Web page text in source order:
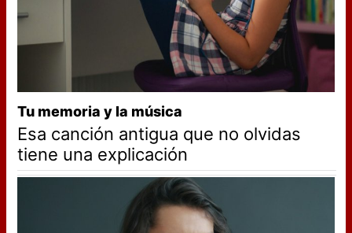
Tu memoria y la música
Esa canción antigua que no olvidas
tiene una explicación